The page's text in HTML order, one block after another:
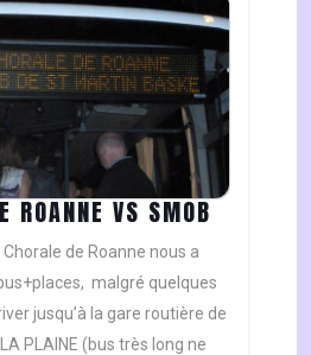
ROANNE VS SMOBCHORALE
VS
SMOB
de Roanne nous a
malgré quelques
jusqu’à la gare routière de
PLAINE (bus très long ne